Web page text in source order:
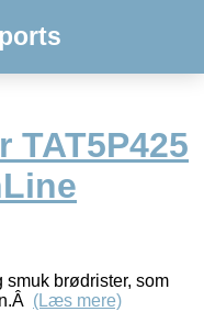
smuk brødrister, som
(Læs mere)